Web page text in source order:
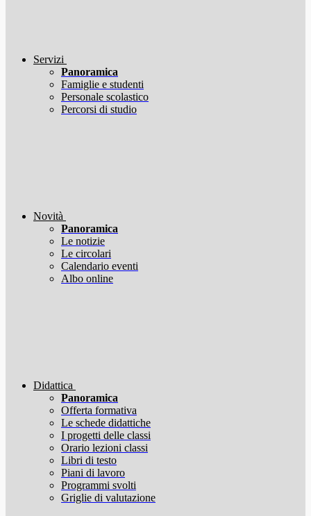
Servizi
Panoramica
Famiglie e studenti
Personale scolastico
Percorsi di studio
Novità
Panoramica
Le notizie
Le circolari
Calendario eventi
Albo online
Didattica
Panoramica
Offerta formativa
Le schede didattiche
I progetti delle classi
Orario lezioni classi
Libri di testo
Piani di lavoro
Programmi svolti
Griglie di valutazione